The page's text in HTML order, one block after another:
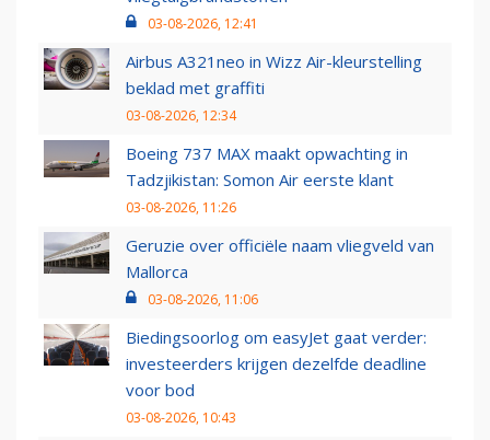
03-08-2026, 12:41
Airbus A321neo in Wizz Air-kleurstelling
beklad met graffiti
03-08-2026, 12:34
Boeing 737 MAX maakt opwachting in
Tadzjikistan: Somon Air eerste klant
03-08-2026, 11:26
Geruzie over officiële naam vliegveld van
Mallorca
03-08-2026, 11:06
Biedingsoorlog om easyJet gaat verder:
investeerders krijgen dezelfde deadline
voor bod
03-08-2026, 10:43